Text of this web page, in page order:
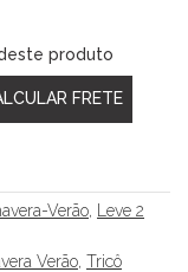
produto
Verão,
Leve 2
Verão, Tricô